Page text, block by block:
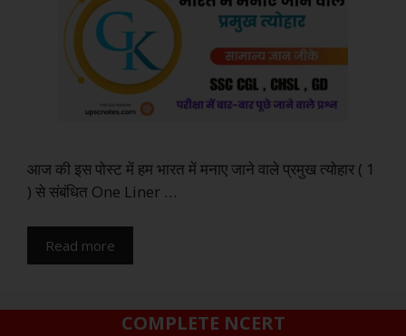
आज की इस पोस्ट में हम भारत में मनाए जाने वाले प्रमुख त्योहार ( 1
) से संबंधित One Liner …
Read more
COMPLETE NCERT